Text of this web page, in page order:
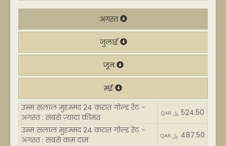
अगस्त
जुलाई
जून
मई
उम्म सलाल मुहम्मद 24 करात गोल्ड रेट -
अगस्त : सबसे ज़्यादा कीमत
QAR ﷼ 524.50
उम्म सलाल मुहम्मद 24 करात गोल्ड रेट -
अगस्त : सबसे कम दाम
QAR ﷼ 487.50